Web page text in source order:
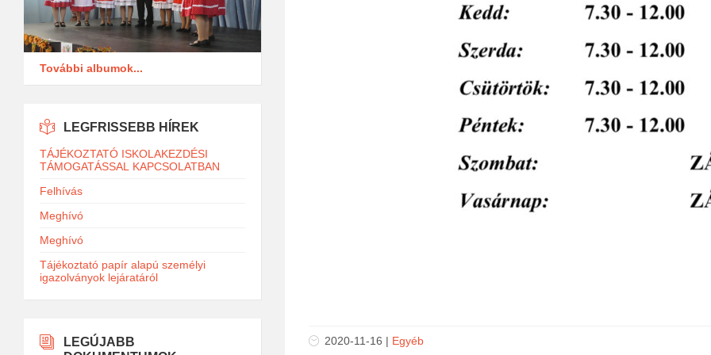
2020-11-16 | Egyéb
További albumok...
LEGFRISSEBB HÍREK
TÁJÉKOZTATÓ ISKOLAKEZDÉSI
TÁMOGATÁSSAL KAPCSOLATBAN
Felhívás
Meghívó
Meghívó
Tájékoztató papír alapú személyi
igazolványok lejáratáról
LEGÚJABB